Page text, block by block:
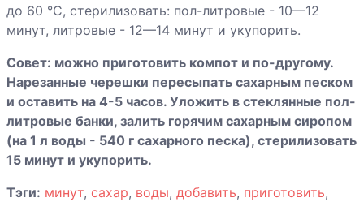
Компот из вишни
Консервированная
спаржа
Лимоны с сахаром
до 60 °С, стерилизовать: пол-литровые - 10—12
минут, литровые - 12—14 минут и укупорить.
Совет: можно приготовить компот и по-другому.
Нарезанные черешки пересыпать сахарным песком
и оставить на 4-5 часов. Уложить в стеклянные пол-
литровые банки, залить горячим сахарным сиропом
(на 1 л воды - 540 г сахарного песка), стерилизовать
15 минут и укупорить.
Тэги: минут, сахар, воды, добавить, приготовить,